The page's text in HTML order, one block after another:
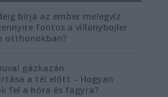
bírja az ember melegvíz
fontos a villanybojler
otthonokban?
gázkazán
a tél előtt – Hogyan
fel a hóra és fagyra?